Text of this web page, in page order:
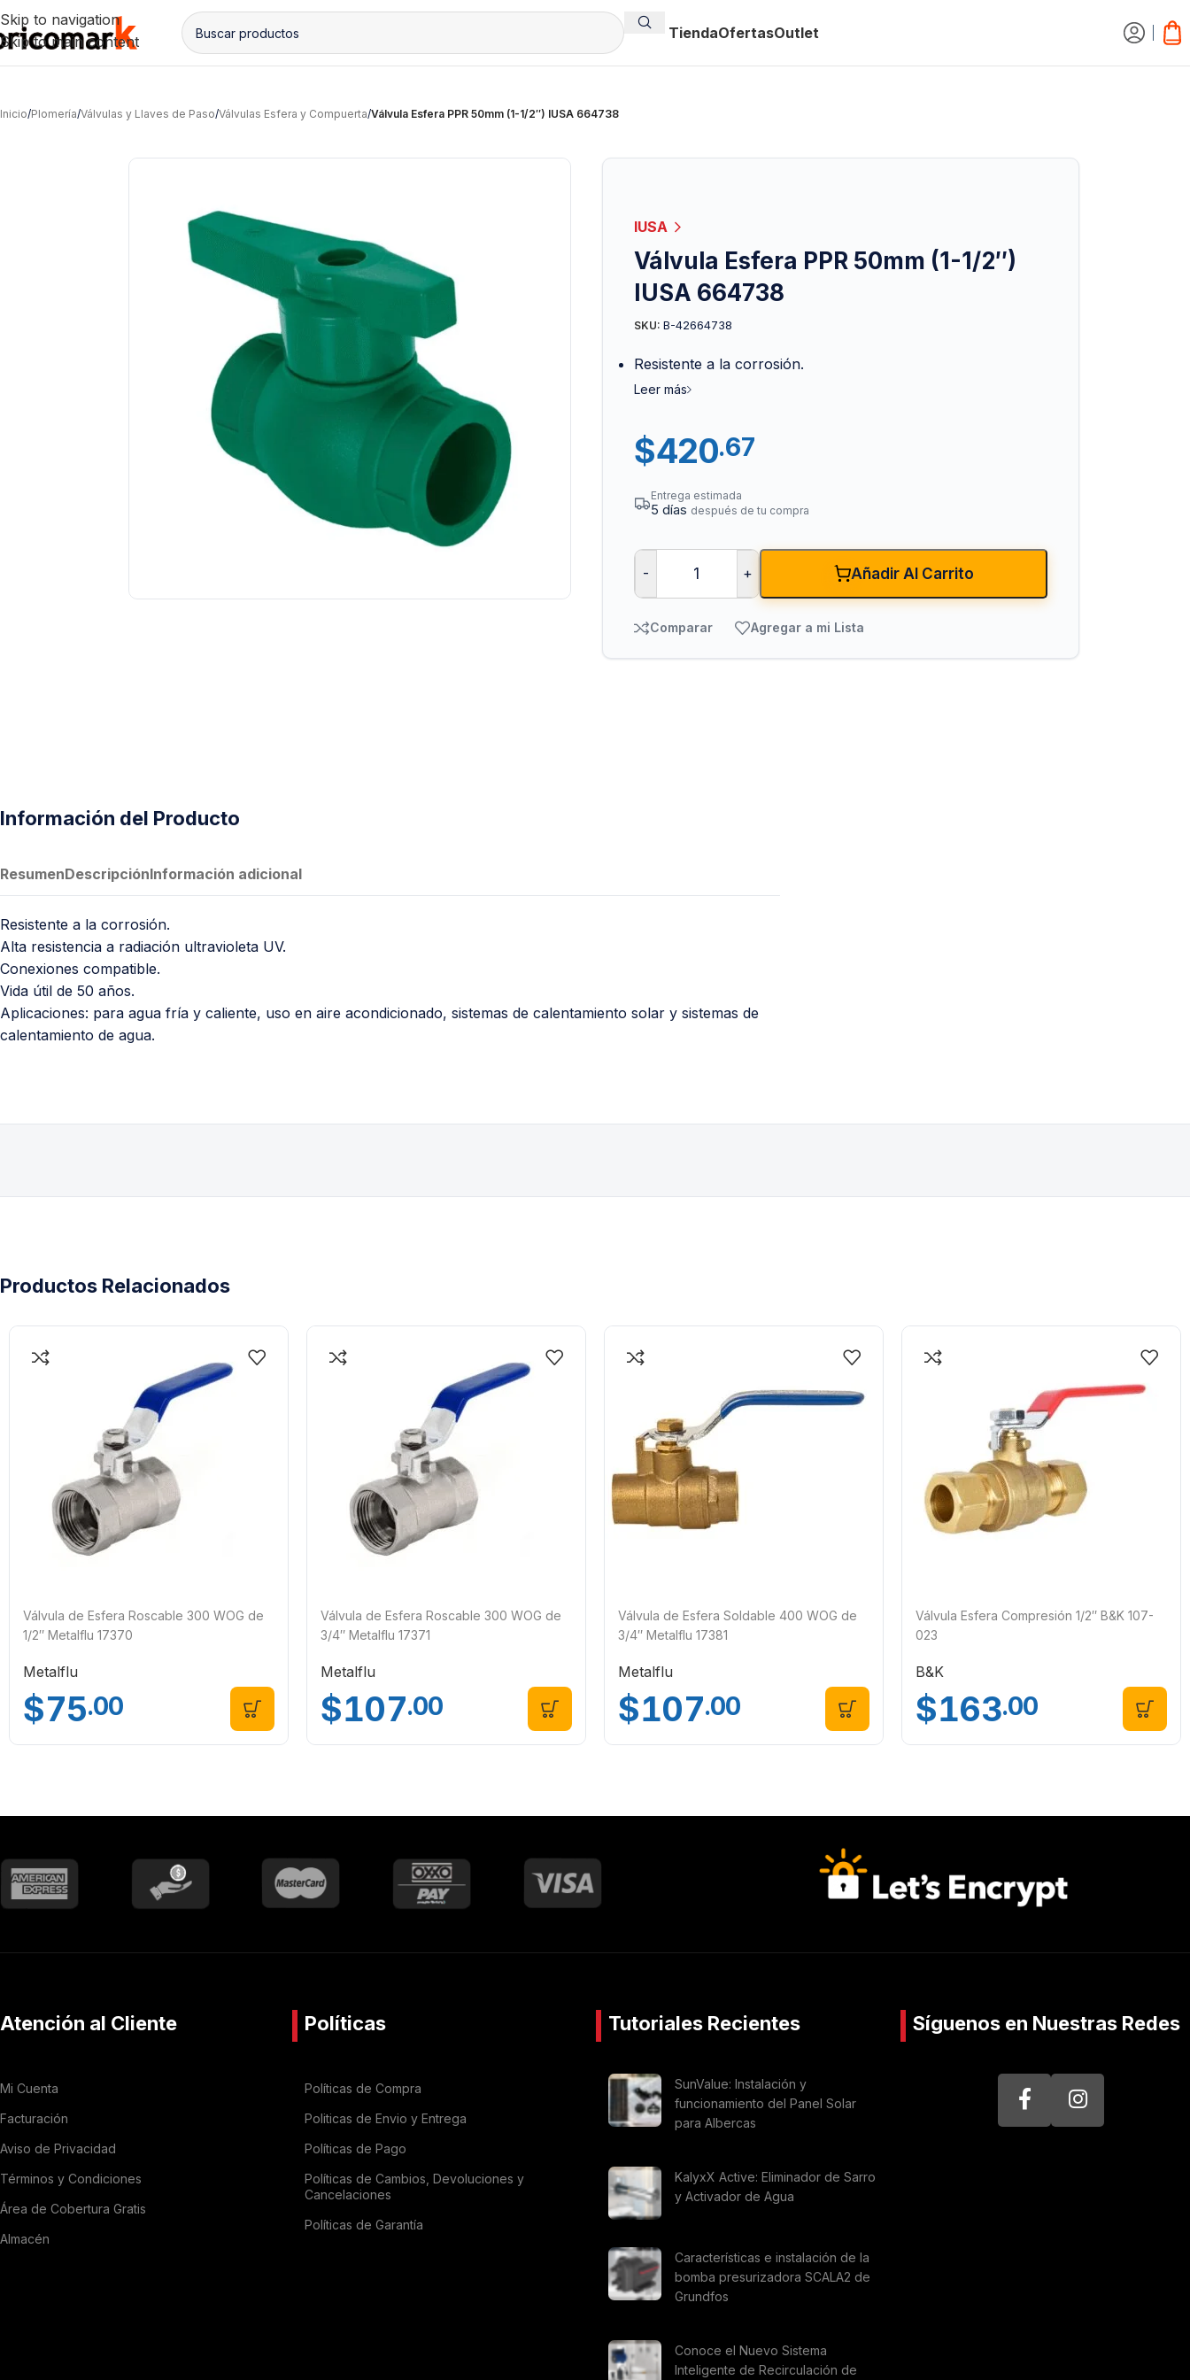
Skip to navigation
Skip to main content
Tienda
Tuberías y Conexiones
Cobre y Latón
Lavaderos
OfertasOutlet
Inicio/Plomería/Válvulas y Llaves de Paso/Válvulas Esfera y Compuerta/Válvula Esfera PPR 50mm (1-1/2″) IUSA 664738
IUSA
Válvula Esfera PPR 50mm (1-1/2″)
IUSA 664738
SKU: B-42664738
Resistente a la corrosión.
Leer más
$420.67
Entrega estimada
5 días después de tu compra
- + Añadir Al Carrito
Comparar Agregar a mi Lista
Información del Producto
ResumenDescripciónInformación adicional
Resistente a la corrosión.
Alta resistencia a radiación ultravioleta UV.
Conexiones compatible.
Vida útil de 50 años.
Aplicaciones: para agua fría y caliente, uso en aire acondicionado, sistemas de calentamiento solar y sistemas de
calentamiento de agua.
Productos Relacionados
Válvula de Esfera Roscable 300 WOG de
1/2″ Metalflu 17370
Metalflu
$75.00
Válvula de Esfera Roscable 300 WOG de
3/4″ Metalflu 17371
Metalflu
$107.00
Válvula de Esfera Soldable 400 WOG de
3/4″ Metalflu 17381
Metalflu
$107.00
Válvula Esfera Compresión 1/2″ B&K 107-
023
B&K
$163.00
Atención al Cliente
Mi Cuenta
Facturación
Aviso de Privacidad
Términos y Condiciones
Área de Cobertura Gratis
Almacén
Políticas
Políticas de Compra
Politicas de Envio y Entrega
Políticas de Pago
Políticas de Cambios, Devoluciones y
Cancelaciones
Políticas de Garantía
Tutoriales Recientes
SunValue: Instalación y
funcionamiento del Panel Solar
para Albercas
KalyxX Active: Eliminador de Sarro
y Activador de Agua
Características e instalación de la
bomba presurizadora SCALA2 de
Grundfos
Conoce el Nuevo Sistema
Inteligente de Recirculación de
Síguenos en Nuestras Redes